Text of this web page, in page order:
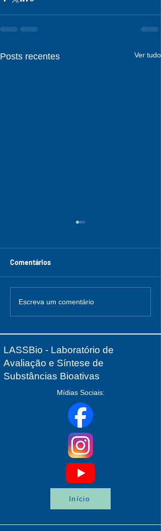
Posts recentes Ver tudo
Inscrições e submissões
abertas
Comentários
Escreva um comentário
LASSBio - Laboratório de
Avaliação e Síntese de
Substâncias Bioativas
Mídias Sociais:
Início